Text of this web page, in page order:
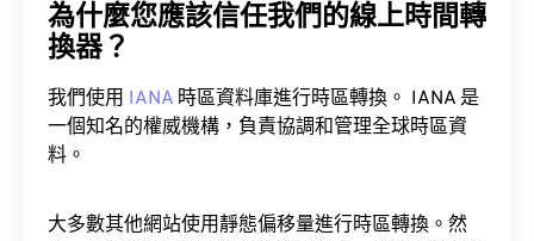
為什麼您應該信任我們的線上時間轉
換器？
我們使用 IANA 時區資料庫進行時區轉換。 IANA 是
一個知名的權威機構，負責協調和管理全球時區資
料。
大多數其他網站使用靜態偏移量進行時區轉換。然